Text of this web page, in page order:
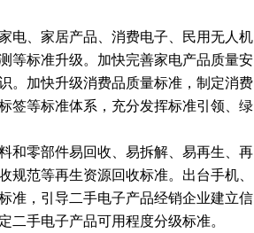
、家居产品、消费电子、民用无人机
等标准升级。加快完善家电产品质量安
。加快升级消费品质量标准，制定消费
签等标准体系，充分发挥标准引领、绿
零部件易回收、易拆解、易再生、再
规范等再生资源回收标准。出台手机、
准，引导二手电子产品经销企业建立信
二手电子产品可用程度分级标准。